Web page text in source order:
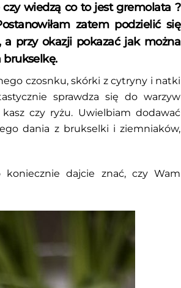
wiedzą co to jest gremolata ?
zatem podzielić się
przy okazji pokazać jak można
brukselkę.
czosnku, skórki z cytryny i natki
sprawdza się do warzyw
czy ryżu. Uwielbiam dodawać
dania z brukselki i ziemniaków,
dajcie znać, czy Wam